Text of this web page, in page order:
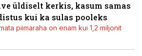
üldiselt kerkis, kasum samas
kui ka sulas pooleks
piimaraha on enam kui 1,2 miljonit